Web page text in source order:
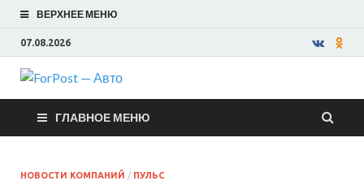
ВЕРХНЕЕ МЕНЮ
07.08.2026
ForPost —
Авто
ГЛАВНОЕ МЕНЮ
НОВОСТИ КОМПАНИЙ / ПУЛЬС